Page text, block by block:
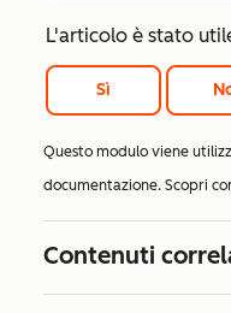
L'articolo è stato
Sì
Questo modulo viene
documentazione. Scopri
Contenuti